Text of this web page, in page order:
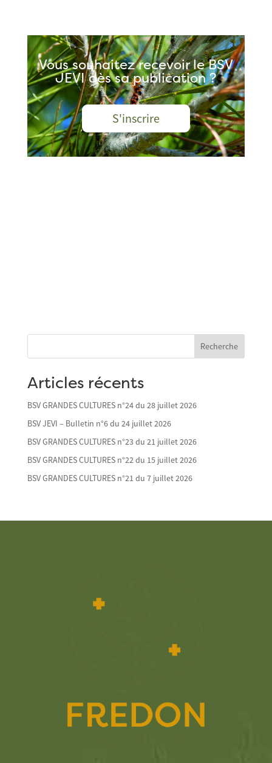
Vous souhaitez recevoir le BSV
JEVI dès sa publication ?
S'inscrire
Recherche
Articles récents
BSV GRANDES CULTURES n°24 du 28 juillet 2026
BSV JEVI – Bulletin n°6 du 24 juillet 2026
BSV GRANDES CULTURES n°23 du 21 juillet 2026
BSV GRANDES CULTURES n°22 du 15 juillet 2026
BSV GRANDES CULTURES n°21 du 7 juillet 2026